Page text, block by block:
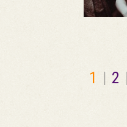
1 | 2 |